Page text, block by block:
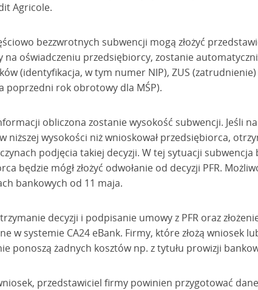
Agricole.
bezzwrotnych subwencji mogą złożyć
oświadczeniu przedsiębiorcy, zostanie
(identyfikacja, w tym numer NIP), ZUS
poprzedni rok obrotowy dla MŚP).
obliczona zostanie wysokość subwencji. Jeśli
niższej wysokości niż wnioskował przedsiębiorca,
podjęcia takiej decyzji. W tej sytuacji subwencja
będzie mógł złożyć odwołanie od decyzji PFR.
bankowych od 11 maja.
decyzji i podpisanie umowy z PFR oraz
w systemie CA24 eBank. Firmy, które złożą wniosek
ponoszą żadnych kosztów np. z tytułu prowizji
przedstawiciel firmy powinien przygotować